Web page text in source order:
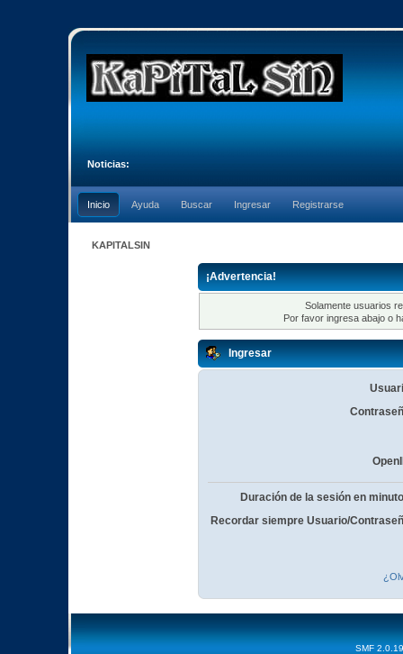
Noticias:
Inicio Ayuda Buscar Ingresar Registrarse
KAPITALSIN
¡Advertencia!
Solamente usuarios
Por favor ingresa abajo o
Ingresar
Duración de la sesión en
Recordar siempre Usuario/
SMF 2.0.19